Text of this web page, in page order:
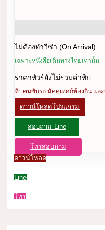
ไม่ต้องทำวีซ่า (On Arrival)
เฉพาะหนังสือเดินทางไทยเท่านั้น
ราคาทัวร์ยังไม่รวมค่าทิป
ทิปคนขับรถ มัคคุเทศก์ท้องถิ่น แล
ดาวน์โหลดโปรแกรม
สอบถาม Line
โทรสอบถาม
ดาวน์โหลด
Line
โทร